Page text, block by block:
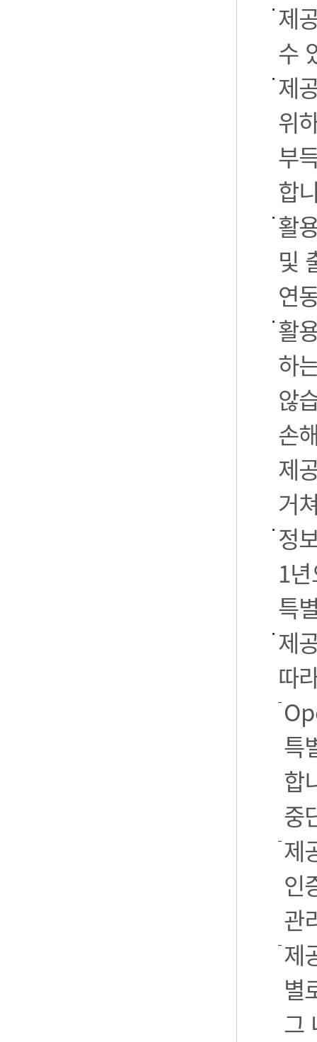
제
수
제
위
부
합
활
및
연
활
하
않
손
제
거
정
1
특
제
따
특
합
중
제
인
관
제
별
그